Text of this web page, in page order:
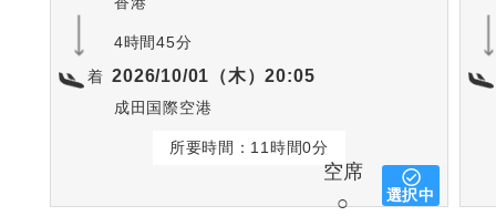
4時間45分
着 2026/10/01（木）20:05
成田国際空港
所要時間：11時間0分
空席
○
選択中